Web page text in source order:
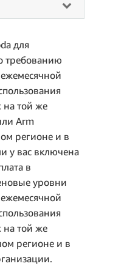
для
требованию
той же
Arm
регионе и в
у вас включена
в
уровни
той же
регионе и в